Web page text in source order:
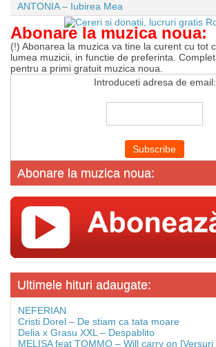
ANTONIA – Iubirea Mea
Abonare la muzica noua:
(!) Abonarea la muzica va tine la curent cu tot
lumea muzicii, in functie de preferinta.
pentru a primi gratuit muzica noua.
Introduceti adresa de email:
Abonare la muzica noua:
Ultimele hituri adaugate:
NEFERIAN
Cristi Dorel – De stiam ca tata moare
Delia x Grasu XXL – Despablito
MELISA feat TOMMO – Will carry on